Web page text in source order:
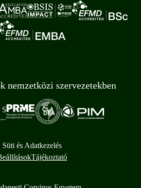
nemzetközi szervezetekben
Süti és Adatkezelés
Tájékoztató